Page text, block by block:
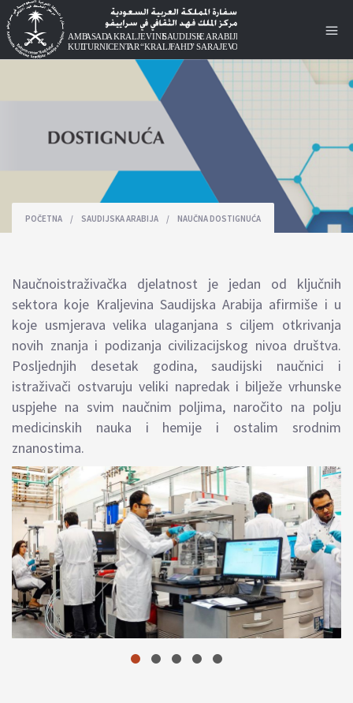
POČETNA / SAUDIJSKA ARABIJA / NAUČNA DOSTIGNUĆA
Naučnoistraživačka djelatnost je jedan od ključnih
sektora koje Kraljevina Saudijska Arabija afirmiše i u
koje usmjerava velika ulaganjana s ciljem otkrivanja
novih znanja i podizanja civilizacijskog nivoa društva.
Posljednjih desetak godina, saudijski naučnici i
istraživači ostvaruju veliki napredak i bilježe vrhunske
uspjehe na svim naučnim poljima, naročito na polju
medicinskih nauka i hemije i ostalim srodnim
znanostima.